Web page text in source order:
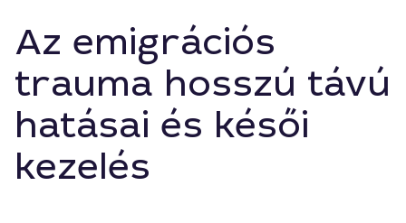
Az emigrációs
trauma hosszú távú
hatásai és késői
kezelés